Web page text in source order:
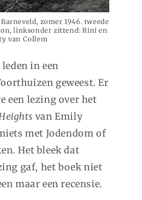
zomer 1946. tweede
linksonder zittend: Rini en
van Collem
in een
geweest. Er
een lezing over het
van Emily
met Jodendom of
Het bleek dat
gaf, het boek niet
maar een recensie.